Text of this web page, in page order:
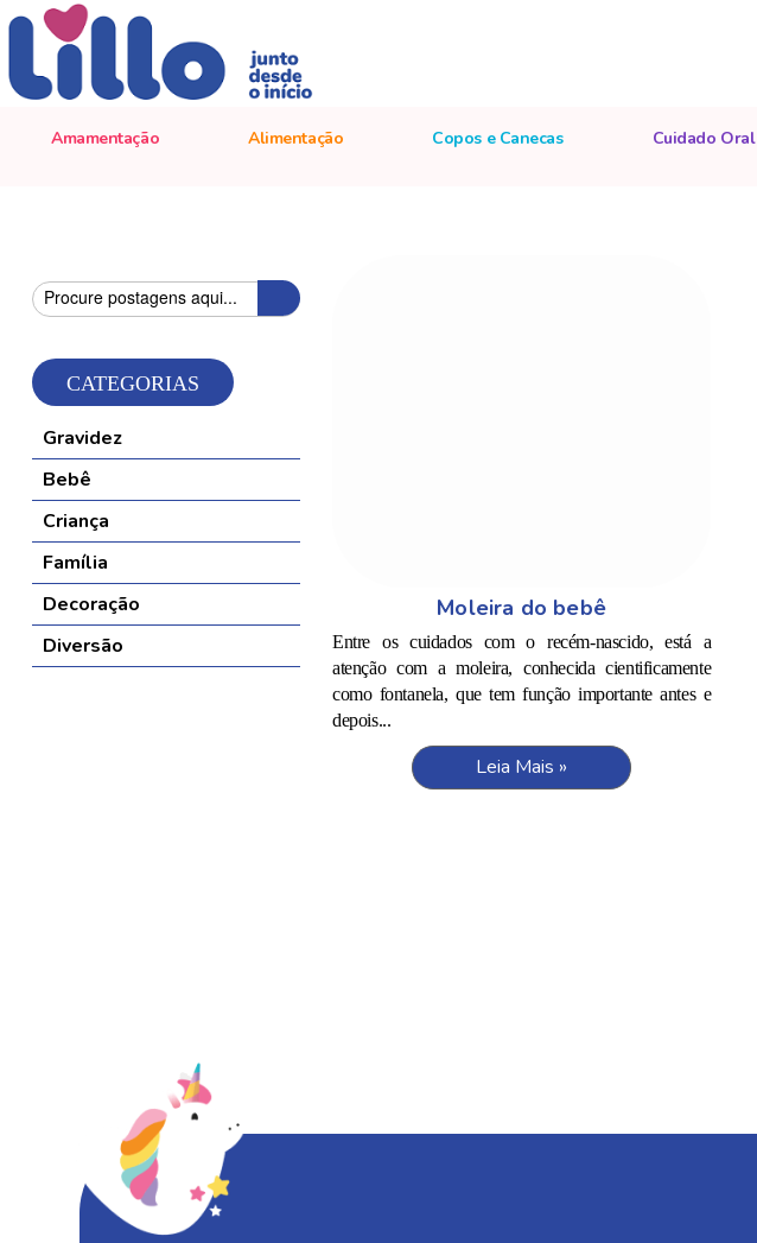
Amamentação Alimentação Copos e Canecas Cuidado Oral
Moleira do bebê
Entre os cuidados com o recém-nascido, está a
atenção com a moleira, conhecida cientificamente
como fontanela, que tem função importante antes e
depois...
Leia Mais »
Pesquisa
CATEGORIAS
Gravidez
Bebê
Criança
Família
Decoração
Diversão